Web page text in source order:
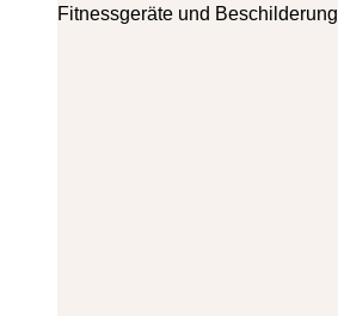
Fitnessgeräte und Beschilderung